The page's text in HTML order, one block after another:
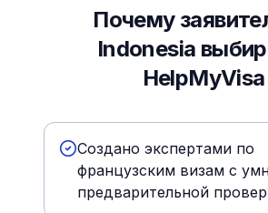
Почему
Indonesia
HelpMyVisa
Создано экспертами по
французским визам с
предварительной